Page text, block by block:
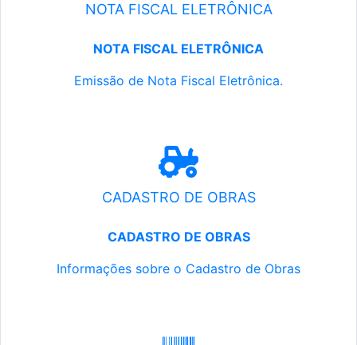
NOTA FISCAL ELETRÔNICA
NOTA FISCAL ELETRÔNICA
Emissão de Nota Fiscal Eletrônica.
CADASTRO DE OBRAS
CADASTRO DE OBRAS
Informações sobre o Cadastro de Obras